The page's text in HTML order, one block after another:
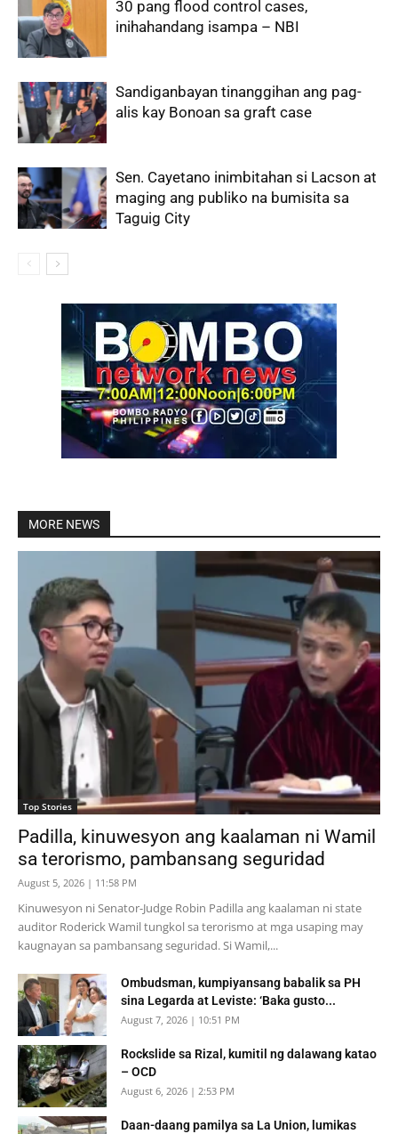
30 pang flood control cases,
inihahandang isampa – NBI
Sandiganbayan tinanggihan ang pag-
alis kay Bonoan sa graft case
Sen. Cayetano inimbitahan si Lacson at
maging ang publiko na bumisita sa
Taguig City
MORE NEWS
Top Stories
Padilla, kinuwesyon ang kaalaman ni Wamil
sa terorismo, pambansang seguridad
August 5, 2026 | 11:58 PM
Kinuwesyon ni Senator-Judge Robin Padilla ang kaalaman ni state
auditor Roderick Wamil tungkol sa terorismo at mga usaping may
kaugnayan sa pambansang seguridad. Si Wamil,...
Ombudsman, kumpiyansang babalik sa PH
sina Legarda at Leviste: ‘Baka gusto...
August 7, 2026 | 10:51 PM
Rockslide sa Rizal, kumitil ng dalawang katao
– OCD
August 6, 2026 | 2:53 PM
Daan-daang pamilya sa La Union, lumikas